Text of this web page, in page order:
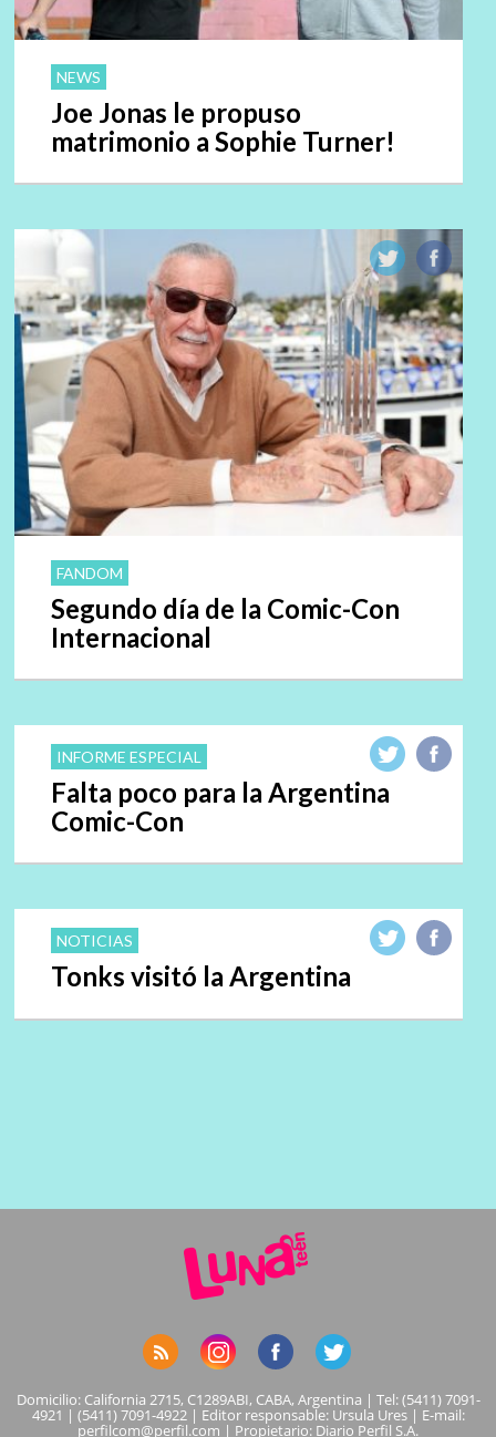
NEWS
Joe Jonas le propuso
matrimonio a Sophie Turner!
FANDOM
Segundo día de la Comic-Con
Internacional
INFORME ESPECIAL
Falta poco para la Argentina
Comic-Con
NOTICIAS
Tonks visitó la Argentina
Domicilio: California 2715, C1289ABI, CABA, Argentina | Tel: (5411) 7091-
4921 | (5411) 7091-4922 | Editor responsable: Ursula Ures | E-mail:
perfilcom@perfil.com | Propietario: Diario Perfil S.A.